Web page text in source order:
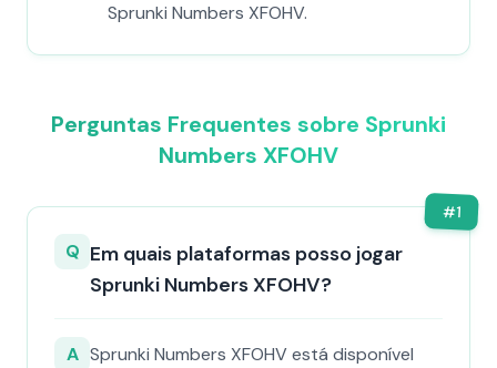
Sprunki Numbers XFOHV.
Perguntas Frequentes sobre Sprunki
Numbers XFOHV
#1
Q Em quais plataformas posso jogar
Sprunki Numbers XFOHV?
A Sprunki Numbers XFOHV está disponível